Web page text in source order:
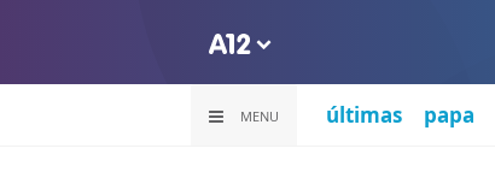
MENU últimas papa